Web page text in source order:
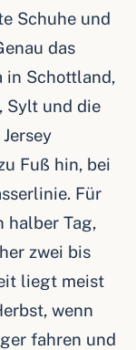
Schuhe und
das
in Schottland,
Sylt und die
Fuß hin, bei
Für
halber Tag,
zwei bis
liegt meist
wenn
fahren und